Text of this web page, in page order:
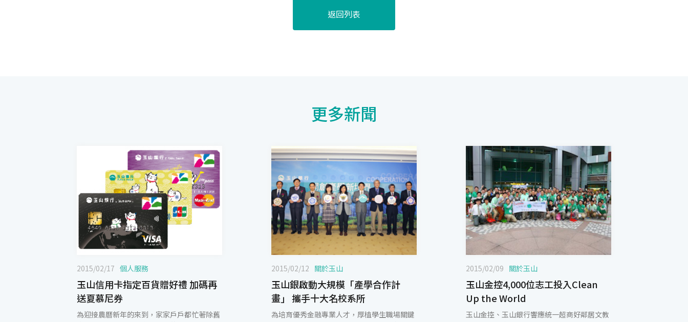
返回列表
更多新聞
2015/02/17 個人服務
玉山信用卡指定百貨贈好禮 加碼再
送夏慕尼券
為迎接農曆新年的來到，家家戶戶都忙著除舊
2015/02/12 關於玉山
玉山銀啟動大規模「產學合作計
畫」 攜手十大名校系所
為培育優秀金融專業人才，厚植學生職場關鍵
2015/02/09 關於玉山
玉山金控4,000位志工投入Clean
Up the World
玉山金控、玉山銀行響應統一超商好鄰居文教